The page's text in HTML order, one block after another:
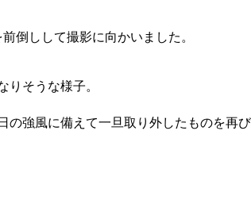
倒しして撮影に向かいました。
そうな様子。
の強風に備えて一旦取り外したものを再び